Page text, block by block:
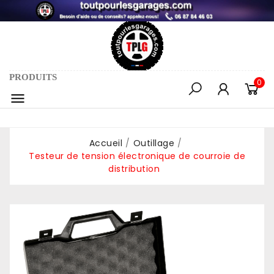
PRODUITS

0
Accueil
Outillage
Testeur de tension électronique de courroie de
distribution